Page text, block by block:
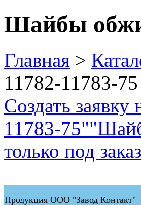
Шайбы
Главная >
11782-11783-75
Создать
11783-75"
только под
Продукция ООО "Завод Контакт"